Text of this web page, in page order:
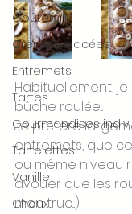
Goûters
Crèmes glacées
Entremets
Tartes
Gourmandises
Tartelettes
Vanille
Choux
Habituellement,
bûche roulée...
Je préfère
entremets, que
ou même niveau
avouer que les
mon truc...)